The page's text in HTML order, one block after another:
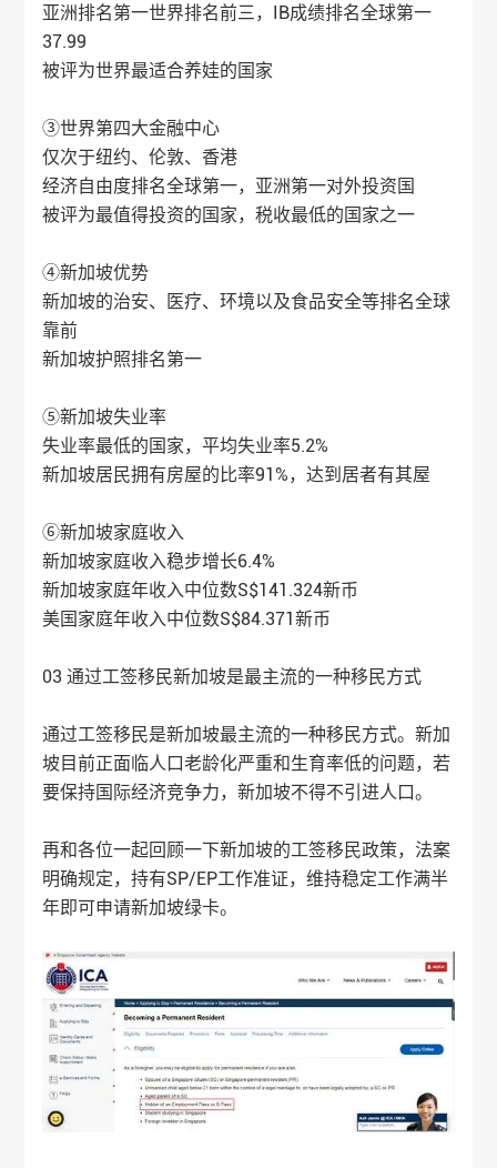
亚洲排名第一世界排名前三，IB成绩排名全球第一
37.99
被评为世界最适合养娃的国家
③世界第四大金融中心
仅次于纽约、伦敦、香港
经济自由度排名全球第一，亚洲第一对外投资国
被评为最值得投资的国家，税收最低的国家之一
④新加坡优势
新加坡的治安、医疗、环境以及食品安全等排名全球
靠前
新加坡护照排名第一
⑤新加坡失业率
失业率最低的国家，平均失业率5.2%
新加坡居民拥有房屋的比率91%，达到居者有其屋
⑥新加坡家庭收入
新加坡家庭收入稳步增长6.4%
新加坡家庭年收入中位数S$141.324新币
美国家庭年收入中位数S$84.371新币
03 通过工签移民新加坡是最主流的一种移民方式
通过工签移民是新加坡最主流的一种移民方式。新加
坡目前正面临人口老龄化严重和生育率低的问题，若
要保持国际经济竞争力，新加坡不得不引进人口。
再和各位一起回顾一下新加坡的工签移民政策，法案
明确规定，持有SP/EP工作准证，维持稳定工作满半
年即可申请新加坡绿卡。